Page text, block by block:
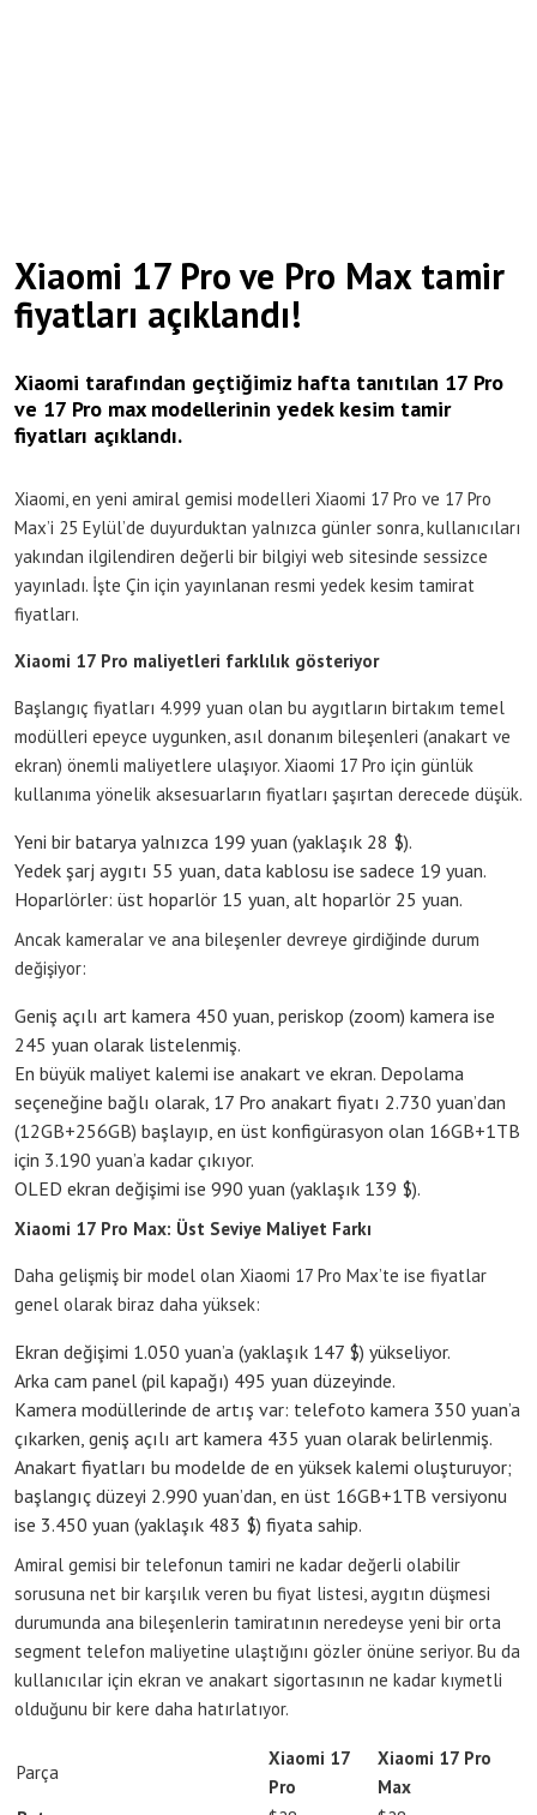
Xiaomi 17 Pro ve Pro Max tamir
fiyatları açıklandı!
Xiaomi tarafından geçtiğimiz hafta tanıtılan 17 Pro
ve 17 Pro max modellerinin yedek kesim tamir
fiyatları açıklandı.
Xiaomi, en yeni amiral gemisi modelleri Xiaomi 17 Pro ve 17 Pro
Max’i 25 Eylül’de duyurduktan yalnızca günler sonra, kullanıcıları
yakından ilgilendiren değerli bir bilgiyi web sitesinde sessizce
yayınladı. İşte Çin için yayınlanan resmi yedek kesim tamirat
fiyatları.
Xiaomi 17 Pro maliyetleri farklılık gösteriyor
Başlangıç fiyatları 4.999 yuan olan bu aygıtların birtakım temel
modülleri epeyce uygunken, asıl donanım bileşenleri (anakart ve
ekran) önemli maliyetlere ulaşıyor. Xiaomi 17 Pro için günlük
kullanıma yönelik aksesuarların fiyatları şaşırtan derecede düşük.
Yeni bir batarya yalnızca 199 yuan (yaklaşık 28 $).
Yedek şarj aygıtı 55 yuan, data kablosu ise sadece 19 yuan.
Hoparlörler: üst hoparlör 15 yuan, alt hoparlör 25 yuan.
Ancak kameralar ve ana bileşenler devreye girdiğinde durum
değişiyor:
Geniş açılı art kamera 450 yuan, periskop (zoom) kamera ise
245 yuan olarak listelenmiş.
En büyük maliyet kalemi ise anakart ve ekran. Depolama
seçeneğine bağlı olarak, 17 Pro anakart fiyatı 2.730 yuan’dan
(12GB+256GB) başlayıp, en üst konfigürasyon olan 16GB+1TB
için 3.190 yuan’a kadar çıkıyor.
OLED ekran değişimi ise 990 yuan (yaklaşık 139 $).
Xiaomi 17 Pro Max: Üst Seviye Maliyet Farkı
Daha gelişmiş bir model olan Xiaomi 17 Pro Max’te ise fiyatlar
genel olarak biraz daha yüksek:
Ekran değişimi 1.050 yuan’a (yaklaşık 147 $) yükseliyor.
Arka cam panel (pil kapağı) 495 yuan düzeyinde.
Kamera modüllerinde de artış var: telefoto kamera 350 yuan’a
çıkarken, geniş açılı art kamera 435 yuan olarak belirlenmiş.
Anakart fiyatları bu modelde de en yüksek kalemi oluşturuyor;
başlangıç düzeyi 2.990 yuan’dan, en üst 16GB+1TB versiyonu
ise 3.450 yuan (yaklaşık 483 $) fiyata sahip.
Amiral gemisi bir telefonun tamiri ne kadar değerli olabilir
sorusuna net bir karşılık veren bu fiyat listesi, aygıtın düşmesi
durumunda ana bileşenlerin tamiratının neredeyse yeni bir orta
segment telefon maliyetine ulaştığını gözler önüne seriyor. Bu da
kullanıcılar için ekran ve anakart sigortasının ne kadar kıymetli
olduğunu bir kere daha hatırlatıyor.
Parça
Xiaomi 17
Pro
Xiaomi 17 Pro
Max